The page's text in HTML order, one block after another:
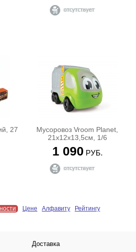
27
Мусоровоз Vroom Planet,
21х12х13,5см, 1/6
1 090 РУБ.
Цене Алфавиту Рейтингу
Доставка